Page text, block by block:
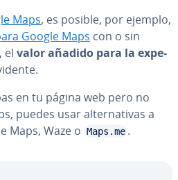
Maps, es posible, por ejemplo,
Google Maps con o sin
el valor añadido para la ex­pe­
en tu página web pero no
puedes usar al­te­r­na­ti­vas a
Maps, Waze o Maps.me .